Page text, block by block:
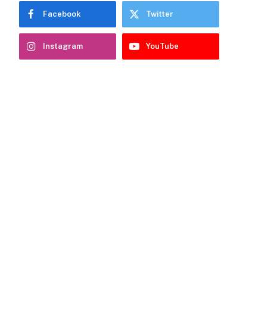
Facebook Twitter
Instagram YouTube